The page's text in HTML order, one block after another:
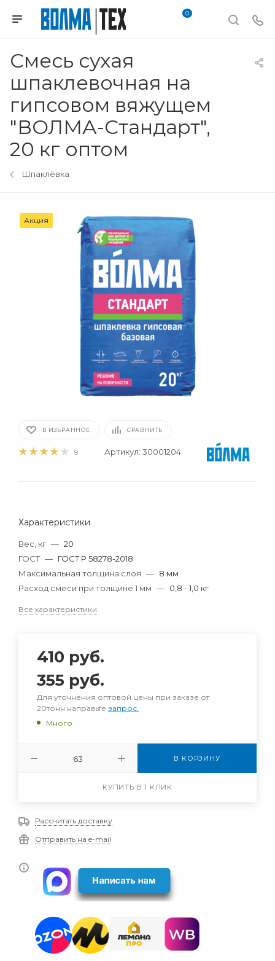
0
Смесь сухая
шпаклевочная на
гипсовом вяжущем
"ВОЛМА-Стандарт",
20 кг оптом
Шпаклёвка
Акция
В ИЗБРАННОЕ СРАВНИТЬ
9 Артикул: 30001204
Характеристики
Вес, кг — 20
ГОСТ — ГОСТ Р 58278-2018
Максимальная толщина слоя — 8 мм
Расход смеси при толщине 1 мм — 0,8 - 1,0 кг
Все характеристики
410 руб.
355 руб.
Для уточнения оптовой цены при заказе от
20тонн направьте запрос.
Много
В КОРЗИНУ
КУПИТЬ В 1 КЛИК
Рассчитать доставку
Отправить на e-mail